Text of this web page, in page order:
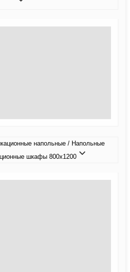
напольные / Напольные
шкафы 800x1200